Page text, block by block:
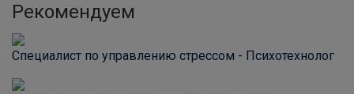
Рекомендуем
Специалист по управлению стрессом - Психотехнолог